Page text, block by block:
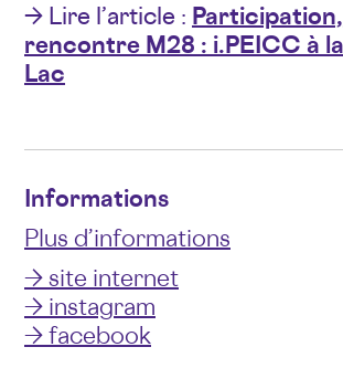
→ Lire l’article :
rencontre M28 : i.PEICC à
Lac
Informations
Plus d’informations
→ site internet
→ instagram
→ facebook